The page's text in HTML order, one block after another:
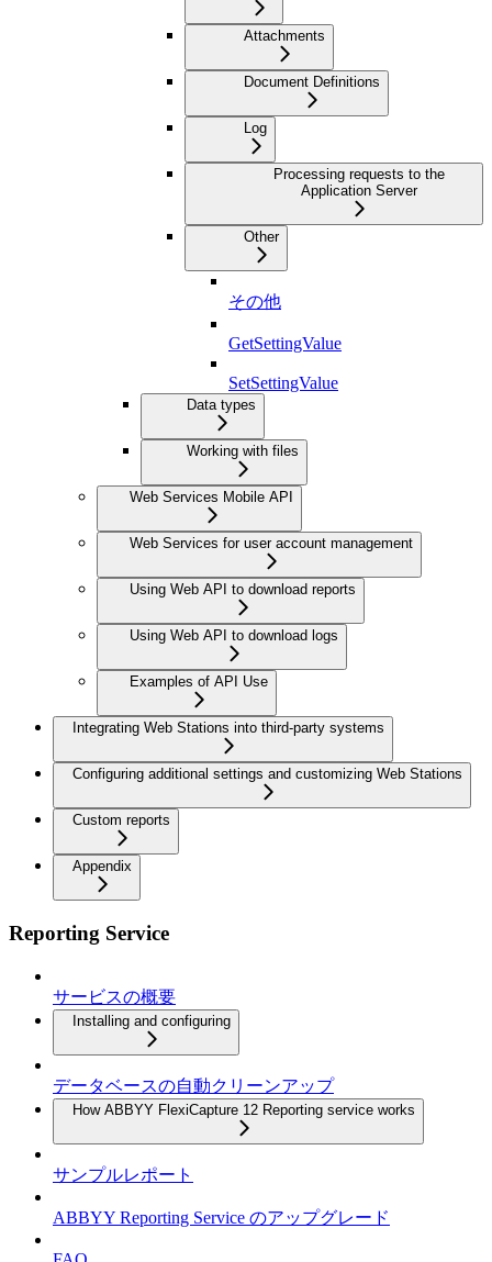
Attachments
Document Definitions
Log
Processing requests to the
Application Server
Other
その他
GetSettingValue
SetSettingValue
Data types
Working with files
Web Services Mobile API
Web Services for user account management
Using Web API to download reports
Using Web API to download logs
Examples of API Use
Integrating Web Stations into third-party systems
Configuring additional settings and customizing Web Stations
Custom reports
Appendix
Reporting Service
サービスの概要
Installing and configuring
データベースの自動クリーンアップ
How ABBYY FlexiCapture 12 Reporting service works
サンプルレポート
ABBYY Reporting Service のアップグレード